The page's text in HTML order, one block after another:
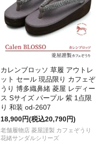
カレンブロッソ 草履 アウトレ
ット セール 現品限り カフェぞ
うり 博多織鼻緒 菱屋 レディー
ス Sサイズ パープル 紫 1点限
り 和装 od-2607
18,900円(税込20,790円)
老舗履物店 菱屋謹製 カフェぞうり
花緒サンダルシリーズ